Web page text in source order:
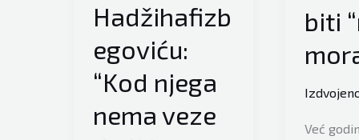
Hadžihafizb
egoviću:
“Kod njega
nema veze
biti
Već